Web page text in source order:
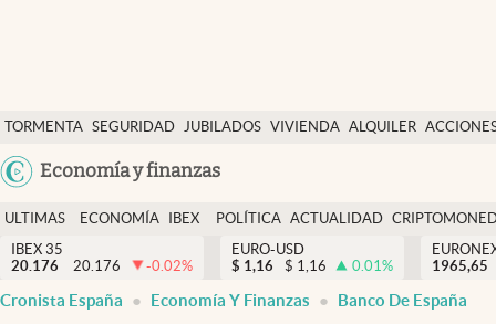
TORMENTA SEGURIDAD JUBILADOS VIVIENDA ALQUILER
USA
Colombia
Economía y finanzas
Economía y finanzas
Política
Actualidad
Criptomonedas
España
ULTIMAS
NOTICIAS
ECONOMÍA
FINANZAS
IBEX
EURO
POLÍTICA ACTUALIDAD
IBEX 35
20.176
20.176 -0.02%
EURO-USD
$ 1,16 $ 1,16 0.01%
1965,65
Cronista España Economía Y Finanzas Banco De España